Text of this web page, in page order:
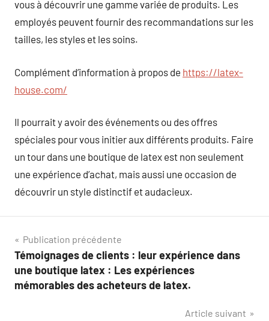
vous à découvrir une gamme variée de produits. Les
employés peuvent fournir des recommandations sur les
tailles, les styles et les soins.
Complément d’information à propos de https://latex-
house.com/
Il pourrait y avoir des événements ou des offres
spéciales pour vous initier aux différents produits. Faire
un tour dans une boutique de latex est non seulement
une expérience d’achat, mais aussi une occasion de
découvrir un style distinctif et audacieux.
Navigation
de
l’article
Publication précédente
Témoignages de clients : leur expérience dans
une boutique latex : Les expériences
mémorables des acheteurs de latex.
Article suivant